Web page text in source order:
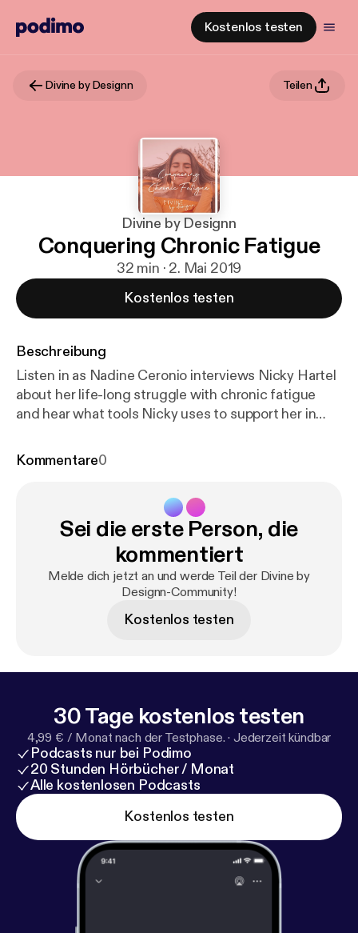
Kostenlos testen
Divine by Designn Teilen
Divine by Designn
Conquering Chronic Fatigue
32 min · 2. Mai 2019
Kostenlos testen
Beschreibung
Listen in as Nadine Ceronio interviews Nicky Hartel
about her life-long struggle with chronic fatigue
and hear what tools Nicky uses to support her in
Kommentare0
Sei die erste Person, die
kommentiert
Melde dich jetzt an und werde Teil der Divine by
Designn-Community!
Kostenlos testen
30 Tage kostenlos testen
4,99 € / Monat nach der Testphase. · Jederzeit kündbar
Podcasts nur bei Podimo
20 Stunden Hörbücher / Monat
Alle kostenlosen Podcasts
Kostenlos testen